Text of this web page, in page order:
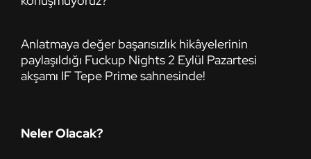
Anlatmaya değer başarısızlık hikâyelerinin
paylaşıldığı Fuckup Nights 2 Eylül Pazartesi
akşamı IF Tepe Prime sahnesinde!
Neler Olacak?